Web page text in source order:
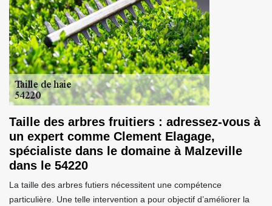
Taille des arbres fruitiers : adressez-vous à
un expert comme Clement Elagage,
spécialiste dans le domaine à Malzeville
dans le 54220
La taille des arbres futiers nécessitent une compétence
particulière. Une telle intervention a pour objectif d’améliorer la